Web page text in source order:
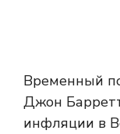
Временный
Джон
инфляции в